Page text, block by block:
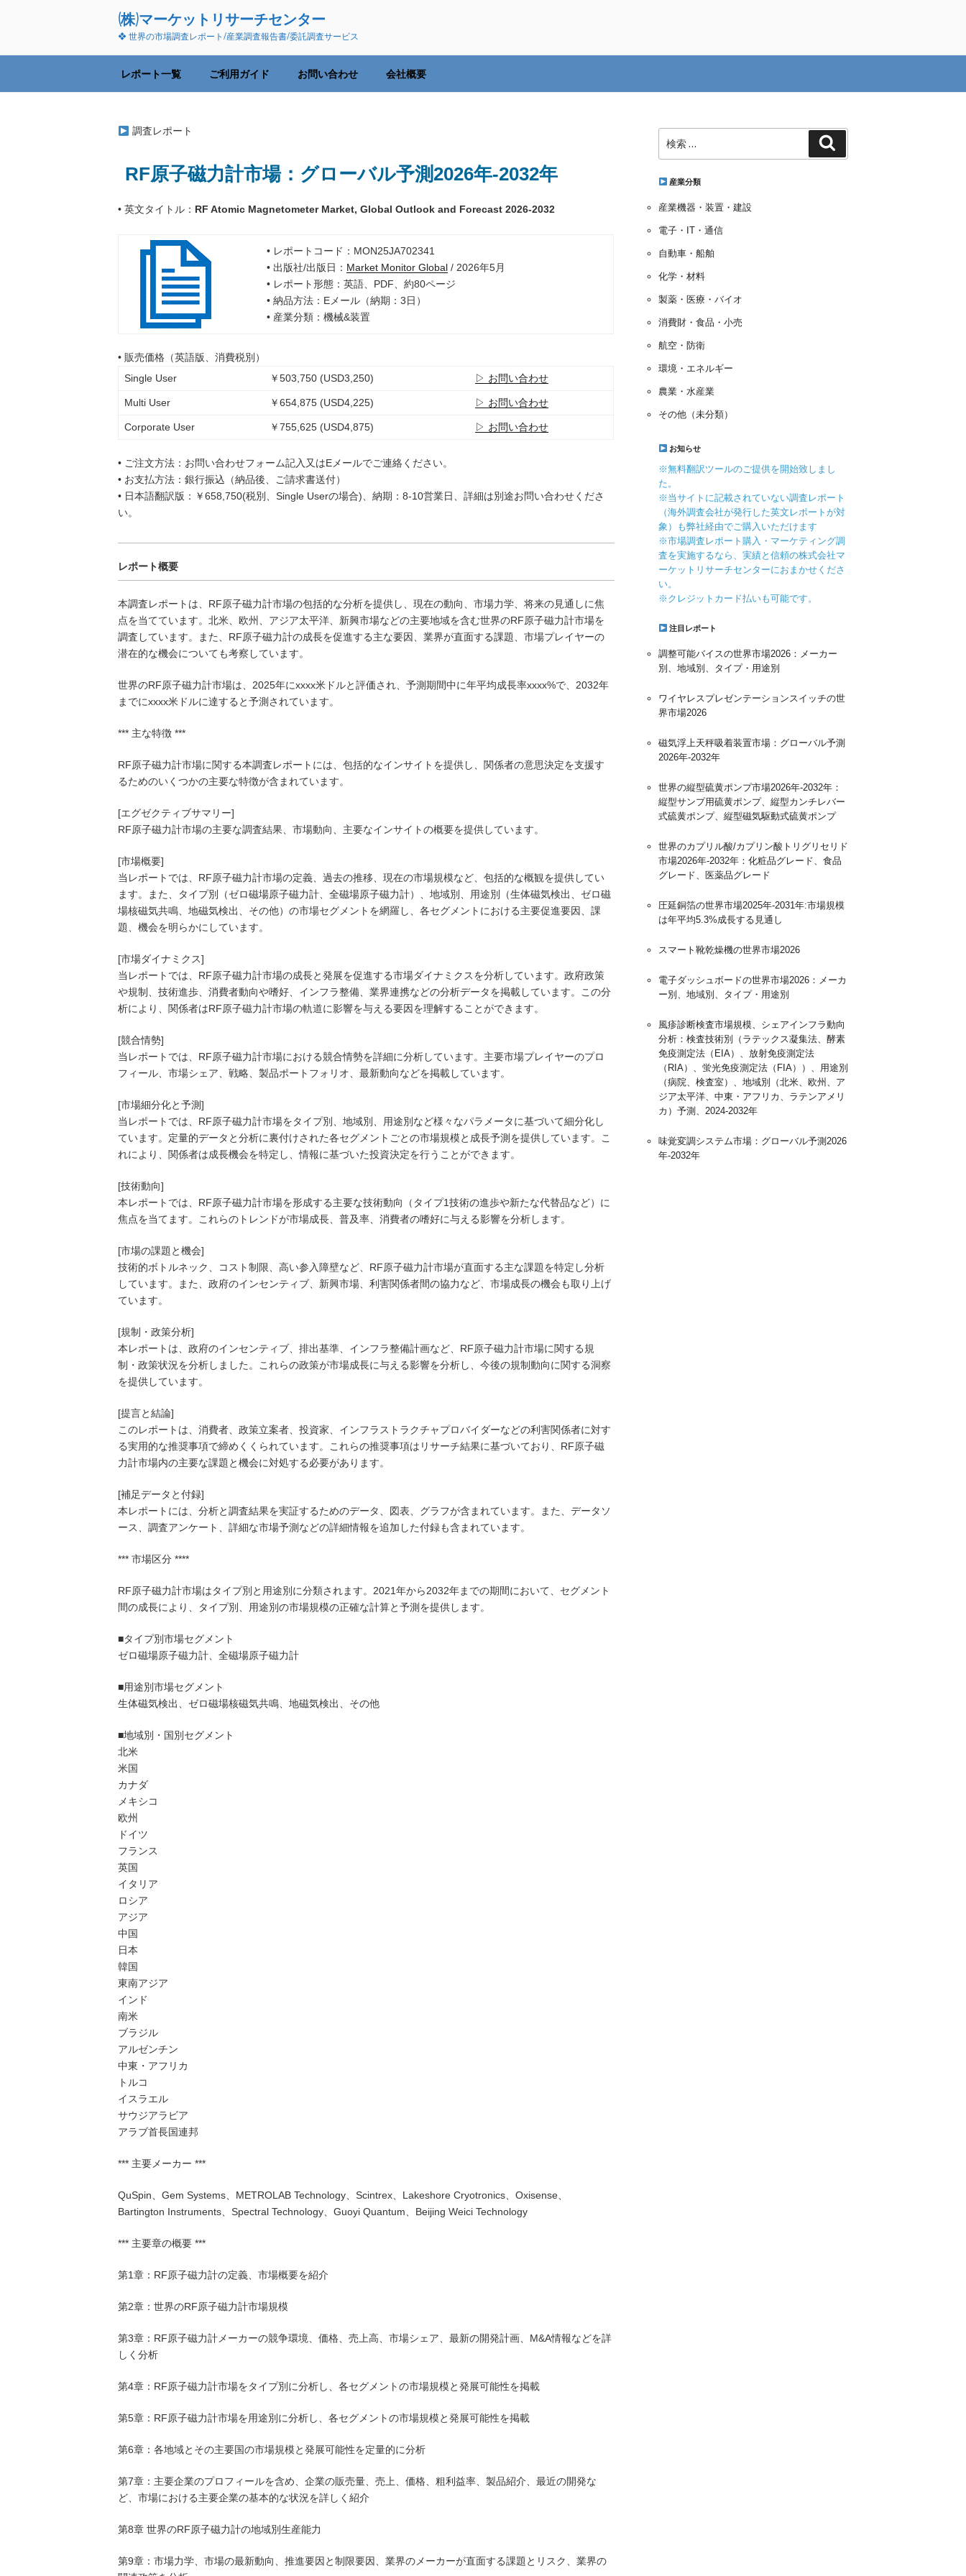
ン
へ
(株)マーケットリサーチセンター
❖ 世界の市場調査レポート/産業調査報告書/委託調査サービス
レポート一覧 ご利用ガイド お問い合わせ 会社概要
調査レポート
RF原子磁力計市場：グローバル予測2026年-2032年
• 英文タイトル： RF Atomic Magnetometer Market, Global Outlook and Forecast 2026-2032
• レポートコード：MON25JA702341
• 出版社/出版日： Market Monitor Global/ 2026年5月
• レポート形態：英語、PDF、約80ページ
• 納品方法：Eメール（納期：3日）
• 産業分類：機械&装置
• 販売価格（英語版、消費税別）
Single User
￥503,750 (USD3,250) ▷ お問い合わせ
Multi User ￥654,875 (USD4,225) ▷ お問い合わせ
Corporate User ￥755,625 (USD4,875) ▷ お問い合わせ
• ご注文方法：お問い合わせフォーム記入又はEメールでご連絡ください。
• お支払方法：銀行振込（納品後、ご請求書送付）
• 日本語翻訳版：￥658,750(税別、Single Userの場合)、納期：8-10営業日、詳細は別途お問い合わせくださ
い。
レポート概要
本調査レポートは、RF原子磁力計市場の包括的な分析を提供し、現在の動向、市場力学、将来の見通しに焦
点を当てています。北米、欧州、アジア太平洋、新興市場などの主要地域を含む世界のRF原子磁力計市場を
調査しています。また、RF原子磁力計の成長を促進する主な要因、業界が直面する課題、市場プレイヤーの
潜在的な機会についても考察しています。
世界のRF原子磁力計市場は、2025年にxxxx米ドルと評価され、予測期間中に年平均成長率xxxx%で、2032年
までにxxxx米ドルに達すると予測されています。
*** 主な特徴 ***
RF原子磁力計市場に関する本調査レポートには、包括的なインサイトを提供し、関係者の意思決定を支援す
るためのいくつかの主要な特徴が含まれています。
[エグゼクティブサマリー]
RF原子磁力計市場の主要な調査結果、市場動向、主要なインサイトの概要を提供しています。
[市場概要]
当レポートでは、RF原子磁力計市場の定義、過去の推移、現在の市場規模など、包括的な概観を提供してい
ます。また、タイプ別（ゼロ磁場原子磁力計、全磁場原子磁力計）、地域別、用途別（生体磁気検出、ゼロ磁
場核磁気共鳴、地磁気検出、その他）の市場セグメントを網羅し、各セグメントにおける主要促進要因、課
題、機会を明らかにしています。
[市場ダイナミクス]
当レポートでは、RF原子磁力計市場の成長と発展を促進する市場ダイナミクスを分析しています。政府政策
や規制、技術進歩、消費者動向や嗜好、インフラ整備、業界連携などの分析データを掲載しています。この分
析により、関係者はRF原子磁力計市場の軌道に影響を与える要因を理解することができます。
[競合情勢]
当レポートでは、RF原子磁力計市場における競合情勢を詳細に分析しています。主要市場プレイヤーのプロ
フィール、市場シェア、戦略、製品ポートフォリオ、最新動向などを掲載しています。
[市場細分化と予測]
当レポートでは、RF原子磁力計市場をタイプ別、地域別、用途別など様々なパラメータに基づいて細分化し
ています。定量的データと分析に裏付けされた各セグメントごとの市場規模と成長予測を提供しています。こ
れにより、関係者は成長機会を特定し、情報に基づいた投資決定を行うことができます。
[技術動向]
本レポートでは、RF原子磁力計市場を形成する主要な技術動向（タイプ1技術の進歩や新たな代替品など）に
焦点を当てます。これらのトレンドが市場成長、普及率、消費者の嗜好に与える影響を分析します。
[市場の課題と機会]
技術的ボトルネック、コスト制限、高い参入障壁など、RF原子磁力計市場が直面する主な課題を特定し分析
しています。また、政府のインセンティブ、新興市場、利害関係者間の協力など、市場成長の機会も取り上げ
ています。
[規制・政策分析]
本レポートは、政府のインセンティブ、排出基準、インフラ整備計画など、RF原子磁力計市場に関する規
制・政策状況を分析しました。これらの政策が市場成長に与える影響を分析し、今後の規制動向に関する洞察
を提供しています。
[提言と結論]
このレポートは、消費者、政策立案者、投資家、インフラストラクチャプロバイダーなどの利害関係者に対す
る実用的な推奨事項で締めくくられています。これらの推奨事項はリサーチ結果に基づいており、RF原子磁
力計市場内の主要な課題と機会に対処する必要があります。
[補足データと付録]
本レポートには、分析と調査結果を実証するためのデータ、図表、グラフが含まれています。また、データソ
ース、調査アンケート、詳細な市場予測などの詳細情報を追加した付録も含まれています。
*** 市場区分 ****
RF原子磁力計市場はタイプ別と用途別に分類されます。2021年から2032年までの期間において、セグメント
間の成長により、タイプ別、用途別の市場規模の正確な計算と予測を提供します。
■タイプ別市場セグメント
ゼロ磁場原子磁力計、全磁場原子磁力計
■用途別市場セグメント
生体磁気検出、ゼロ磁場核磁気共鳴、地磁気検出、その他
■地域別・国別セグメント
北米
米国
カナダ
メキシコ
欧州
ドイツ
フランス
英国
イタリア
ロシア
アジア
中国
日本
韓国
東南アジア
インド
南米
ブラジル
アルゼンチン
中東・アフリカ
トルコ
イスラエル
サウジアラビア
アラブ首長国連邦
*** 主要メーカー ***
QuSpin、Gem Systems、METROLAB Technology、Scintrex、Lakeshore Cryotronics、Oxisense、
Bartington Instruments、Spectral Technology、Guoyi Quantum、Beijing Weici Technology
*** 主要章の概要 ***
第1章：RF原子磁力計の定義、市場概要を紹介
第2章：世界のRF原子磁力計市場規模
第3章：RF原子磁力計メーカーの競争環境、価格、売上高、市場シェア、最新の開発計画、M&A情報などを詳
しく分析
第4章：RF原子磁力計市場をタイプ別に分析し、各セグメントの市場規模と発展可能性を掲載
第5章：RF原子磁力計市場を用途別に分析し、各セグメントの市場規模と発展可能性を掲載
第6章：各地域とその主要国の市場規模と発展可能性を定量的に分析
第7章：主要企業のプロフィールを含め、企業の販売量、売上、価格、粗利益率、製品紹介、最近の開発な
ど、市場における主要企業の基本的な状況を詳しく紹介
第8章 世界のRF原子磁力計の地域別生産能力
第9章：市場力学、市場の最新動向、推進要因と制限要因、業界のメーカーが直面する課題とリスク、業界の
索:
産業分類
産業機器・装置・建設
電子・IT・通信
自動車・船舶
化学・材料
製薬・医療・バイオ
消費財・食品・小売
航空・防衛
環境・エネルギー
農業・水産業
その他（未分類）
お知らせ
※無料翻訳ツールのご提供を開始致しまし
た。
※当サイトに記載されていない調査レポート
（海外調査会社が発行した英文レポートが対
象）も弊社経由でご購入いただけます
※市場調査レポート購入・マーケティング調
査を実施するなら、実績と信頼の株式会社マ
ーケットリサーチセンターにおまかせくださ
い。
※クレジットカード払いも可能です。
注目レポート
調整可能バイスの世界市場2026：メーカー
別、地域別、タイプ・用途別
ワイヤレスプレゼンテーションスイッチの世
界市場2026
磁気浮上天秤吸着装置市場：グローバル予測
2026年-2032年
世界の縦型硫黄ポンプ市場2026年-2032年：
縦型サンプ用硫黄ポンプ、縦型カンチレバー
式硫黄ポンプ、縦型磁気駆動式硫黄ポンプ
世界のカプリル酸/カプリン酸トリグリセリド
市場2026年-2032年：化粧品グレード、食品
グレード、医薬品グレード
圧延銅箔の世界市場2025年-2031年:市場規模
は年平均5.3%成長する見通し
スマート靴乾燥機の世界市場2026
電子ダッシュボードの世界市場2026：メーカ
ー別、地域別、タイプ・用途別
風疹診断検査市場規模、シェアインフラ動向
分析：検査技術別（ラテックス凝集法、酵素
免疫測定法（EIA）、放射免疫測定法
（RIA）、蛍光免疫測定法（FIA））、用途別
（病院、検査室）、地域別（北米、欧州、ア
ジア太平洋、中東・アフリカ、ラテンアメリ
カ）予測、2024-2032年
味覚変調システム市場：グローバル予測2026
年-2032年